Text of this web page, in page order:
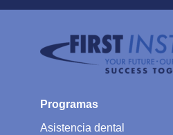
Programas
Asistencia dental